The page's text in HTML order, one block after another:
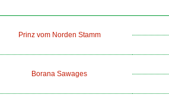
Prinz vom Norden Stamm
Borana Sawages